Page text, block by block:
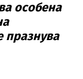
особена
празнува